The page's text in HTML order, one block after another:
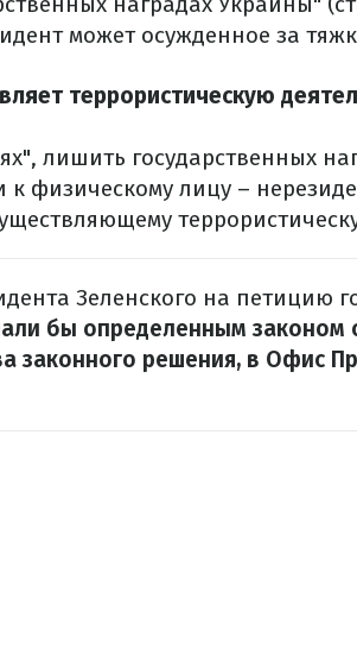
может осужденное за
террористическую
лишить государственных
физическому лицу –
Зеленского на петицию
бы определенным законом
законного решения, в Офис